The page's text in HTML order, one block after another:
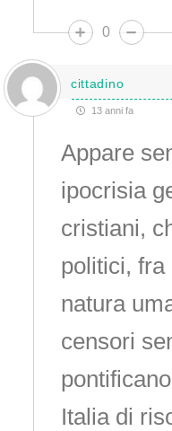
0
cittadino
13 anni fa
Appare
ipocrisia
cristiani,
politici, fra
natura
censori
Italia di